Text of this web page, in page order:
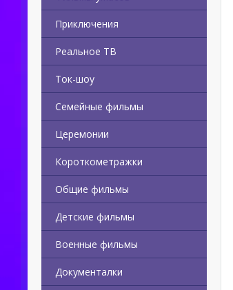
Приключения
Реальное ТВ
Ток-шоу
Семейные фильмы
Церемонии
Короткометражки
Общие фильмы
Детские фильмы
Военные фильмы
Документалки